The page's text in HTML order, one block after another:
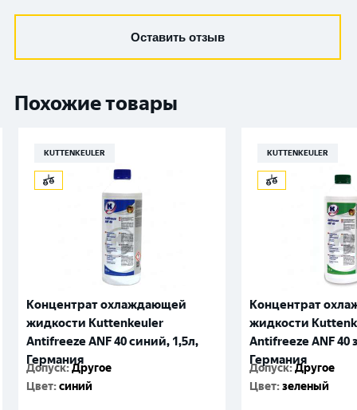
Оставить отзыв
Похожие товары
KUTTENKEULER
Концентрат охлаждающей
жидкости Kuttenkeuler
Antifreeze ANF 40 синий, 1,5л,
Германия
Допуск:Другое
Цвет:синий
KUTTENKEULER
Концентрат
жидкости
Antifreeze ANF 40
Германия
Допуск:Другое
Цвет:зеленый